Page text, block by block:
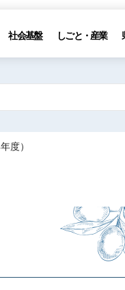
社会基盤 しごと・産業
度）